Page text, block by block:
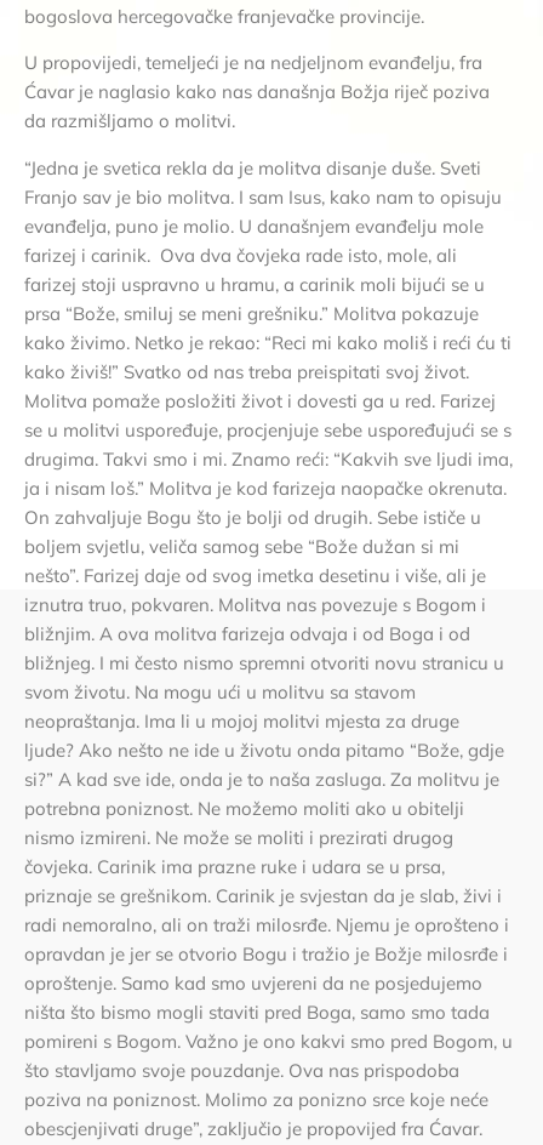
bogoslova hercegovačke franjevačke provincije.
U propovijedi, temeljeći je na nedjeljnom evanđelju, fra
Ćavar je naglasio kako nas današnja Božja riječ poziva
da razmišljamo o molitvi.
“Jedna je svetica rekla da je molitva disanje duše. Sveti
Franjo sav je bio molitva. I sam Isus, kako nam to opisuju
evanđelja, puno je molio. U današnjem evanđelju mole
farizej i carinik. Ova dva čovjeka rade isto, mole, ali
farizej stoji uspravno u hramu, a carinik moli bijući se u
prsa “Bože, smiluj se meni grešniku.” Molitva pokazuje
kako živimo. Netko je rekao: “Reci mi kako moliš i reći ću ti
kako živiš!” Svatko od nas treba preispitati svoj život.
Molitva pomaže posložiti život i dovesti ga u red. Farizej
se u molitvi uspoređuje, procjenjuje sebe uspoređujući se s
drugima. Takvi smo i mi. Znamo reći: “Kakvih sve ljudi ima,
ja i nisam loš.” Molitva je kod farizeja naopačke okrenuta.
On zahvaljuje Bogu što je bolji od drugih. Sebe ističe u
boljem svjetlu, veliča samog sebe “Bože dužan si mi
nešto”. Farizej daje od svog imetka desetinu i više, ali je
iznutra truo, pokvaren. Molitva nas povezuje s Bogom i
bližnjim. A ova molitva farizeja odvaja i od Boga i od
bližnjeg. I mi često nismo spremni otvoriti novu stranicu u
svom životu. Na mogu ući u molitvu sa stavom
neopraštanja. Ima li u mojoj molitvi mjesta za druge
ljude? Ako nešto ne ide u životu onda pitamo “Bože, gdje
si?” A kad sve ide, onda je to naša zasluga. Za molitvu je
potrebna poniznost. Ne možemo moliti ako u obitelji
nismo izmireni. Ne može se moliti i prezirati drugog
čovjeka. Carinik ima prazne ruke i udara se u prsa,
priznaje se grešnikom. Carinik je svjestan da je slab, živi i
radi nemoralno, ali on traži milosrđe. Njemu je oprošteno i
opravdan je jer se otvorio Bogu i tražio je Božje milosrđe i
oproštenje. Samo kad smo uvjereni da ne posjedujemo
ništa što bismo mogli staviti pred Boga, samo smo tada
pomireni s Bogom. Važno je ono kakvi smo pred Bogom, u
što stavljamo svoje pouzdanje. Ova nas prispodoba
poziva na poniznost. Molimo za ponizno srce koje neće
obescjenjivati druge”, zaključio je propovijed fra Ćavar.